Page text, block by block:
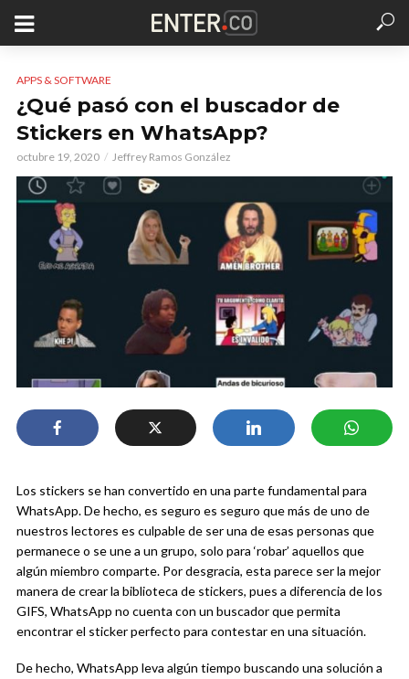
APPS & SOFTWARE
¿Qué pasó con el buscador de
Stickers en WhatsApp?
octubre 19, 2020 Jeffrey Ramos González
Los stickers se han convertido en una parte fundamental para
WhatsApp. De hecho, es seguro es seguro que más de uno de
nuestros lectores es culpable de ser una de esas personas que
permanece o se une a un grupo, solo para ‘robar’ aquellos que
algún miembro comparte. Por desgracia, esta parece ser la mejor
manera de crear la biblioteca de stickers, pues a diferencia de los
GIFS, WhatsApp no cuenta con un buscador que permita
encontrar el sticker perfecto para contestar en una situación.
De hecho, WhatsApp leva algún tiempo buscando una solución a